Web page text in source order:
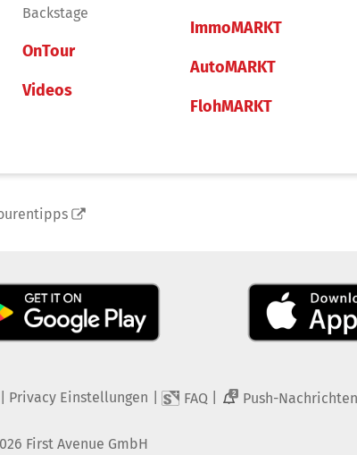
Backstage
OnTour
Videos
ImmoMARKT
AutoMARKT
FlohMARKT
Privacy Einstellungen FAQ 2 Push-Nachrichten
First Avenue GmbH